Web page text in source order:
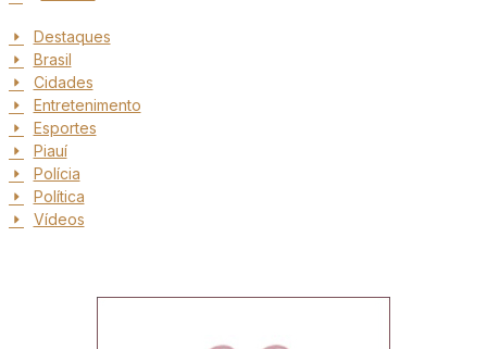
Destaques
Brasil
Cidades
Entretenimento
Esportes
Piauí
Polícia
Política
Vídeos